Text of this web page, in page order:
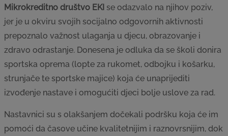
Mikrokreditno društvo EKI se odazvalo na njihov poziv,
jer je u okviru svojih socijalno odgovornih aktivnosti
prepoznalo važnost ulaganja u djecu, obrazovanje i
zdravo odrastanje. Donesena je odluka da se školi donira
sportska oprema (lopte za rukomet, odbojku i košarku,
strunjače te sportske majice) koja će unaprijediti
izvođenje nastave i omogućiti djeci bolje uslove za rad.
Nastavnici su s olakšanjem dočekali podršku koja će im
pomoći da časove učine kvalitetnijim i raznovrsnijim, dok